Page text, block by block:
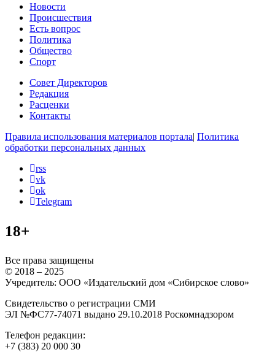
Новости
Происшествия
Есть вопрос
Политика
Общество
Спорт
Совет Директоров
Редакция
Расценки
Контакты
Правила использования материалов портала| Политика
обработки персональных данных
rss
vk
ok
Telegram
18+
Все права защищены
© 2018 – 2025
Учредитель: ООО «Издательский дом «Сибирское слово»
Свидетельство о регистрации СМИ
ЭЛ №ФС77-74071 выдано 29.10.2018 Роскомнадзором
Телефон редакции:
+7 (383) 20 000 30